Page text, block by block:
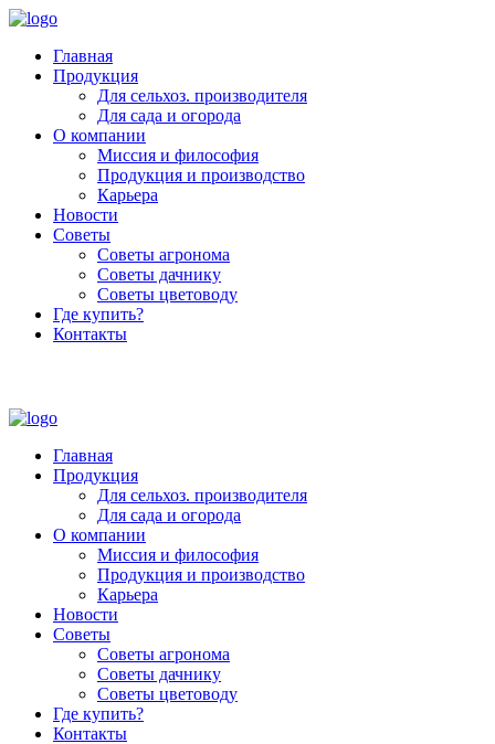
Главная
Продукция
Для сельхоз. производителя
Для сада и огорода
О компании
Миссия и философия
Продукция и производство
Карьера
Новости
Советы
Советы агронома
Советы дачнику
Советы цветоводу
Где купить?
Контакты
Главная
Продукция
Для сельхоз. производителя
Для сада и огорода
О компании
Миссия и философия
Продукция и производство
Карьера
Новости
Советы
Советы агронома
Советы дачнику
Советы цветоводу
Где купить?
Контакты